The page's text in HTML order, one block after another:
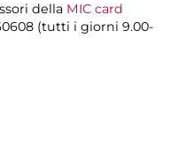
della MIC card
(tutti i giorni 9.00-